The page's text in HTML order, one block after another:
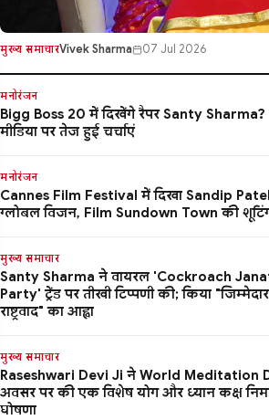
मुख्य समाचारVivek Sharma 07 Jul 2026
मनोरंजन
Bigg Boss 20 में दिखेंगे रैपर Santy
मीडिया पर तेज हुई चर्चाएं
मनोरंजन
Cannes Film Festival में दिखा Sandip
ग्लोबल विजन, Film Sundown Town की
मुख्य समाचार
Santy Sharma ने वायरल 'Cockroach
Party' ट्रेंड पर तीखी टिप्पणी की; किया "जिम्मेदार
राष्ट्रवाद" का आह्वा
मुख्य समाचार
Raseshwari Devi Ji ने World Meditation
अवसर पर की एक विशेष योग और ध्यान कक्ष
घोषणा